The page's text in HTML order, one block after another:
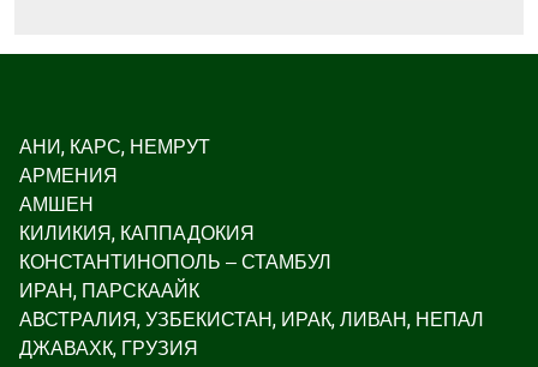
АНИ, КАРС, НЕМРУТ
АРМЕНИЯ
АМШЕН
КИЛИКИЯ, КАППАДОКИЯ
КОНСТАНТИНОПОЛЬ – СТАМБУЛ
ИРАН, ПАРСКААЙК
АВСТРАЛИЯ, УЗБЕКИСТАН, ИРАК, ЛИВАН, НЕПАЛ
ДЖАВАХК, ГРУЗИЯ